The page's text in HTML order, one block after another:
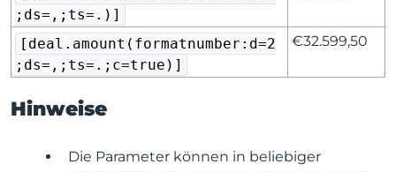
;ds=,;ts=.)]
[deal.amount(formatnumber:d=2
;ds=,;ts=.;c=true)]
€32.599,50
Hinweise
Die Parameter können in beliebiger